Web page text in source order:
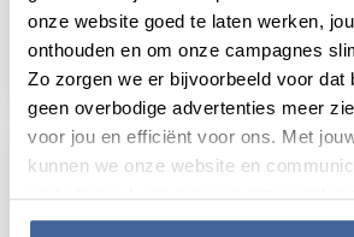
onze website goed te laten werken,
onthouden en om onze campagnes
Zo zorgen we er bijvoorbeeld voor dat
geen overbodige advertenties meer
voor jou en efficiënt voor ons. Met
kunnen we onze website en
verbeteren. Lees meer in onze
Grootscheepse
Ahmadiyya Moslim
lees nieuwsover grootscheepse